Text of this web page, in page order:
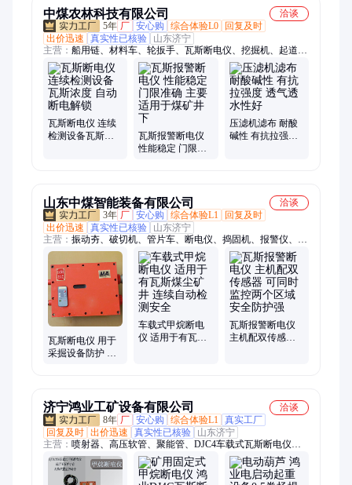
中煤农林科技有限公司
洽谈
5年 厂 安心购 综合体验L0
回复及时
出价迅速
真实性已核验
山东济宁
主营： 船用链、材料车、轮扳手、瓦斯断电仪、挖掘机、起道
机、切轨机、普通道钉、金属顶梁、平行托辊、橡胶护舷、液压
锚机、液压绞车、木制枕木、矿用阻车器、液压起锚机、活动脱
轨器、四轮渣土车、断带抓捕器、电动起锚机、仓库防潮板、道
岔表示器、船用起锚机、道岔打磨机、井下运输车、仿形磨轨机
瓦斯断电仪 连续
检测设备瓦斯浓
瓦斯报警断电仪
性能稳定 门限准
压滤机滤布 耐酸
碱性 有抗拉强度
山东中煤智能装备有限公司
洽谈
3年 厂 安心购 综合体验L1
回复及时
出价迅速
真实性已核验
山东济宁
主营： 振动夯、破切机、管片车、断电仪、捣固机、报警仪、风
煤钻、风筒布、三用阀、减速机、电机车、除雪机、铁水包、振
动器、磨轨机、凿毛机、道口板、充气胎、行走轮、封孔器、介
质粉、测定仪、传感器、泥浆泵、岔机芯、校正仪
瓦斯断电仪 用于
采掘设备防护 瓦
车载式甲烷断电
仪 适用于有瓦斯
瓦斯报警断电仪
主机配双传感器
济宁鸿业工矿设备有限公司
洽谈
8年 厂 安心购 综合体验L1
真实工厂
回复及时 出价迅速 真实性已核验
山东济宁
主营： 喷射器、高压软管、聚能管、DJC4车载式瓦斯断电仪、
船用风机、速凝剂、气浮搬运车、螺旋千斤顶、手拉葫芦、牵引
绞索、道口栏木机、矿用风门、树篦子、临时支护、叉车吊、皮